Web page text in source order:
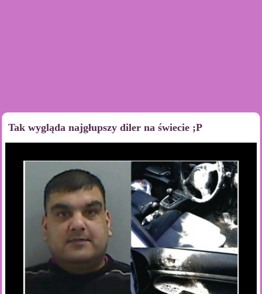
Tak wygląda najgłupszy diler na świecie ;P